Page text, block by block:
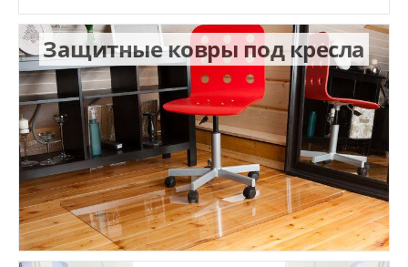
Защитные ковры под кресла